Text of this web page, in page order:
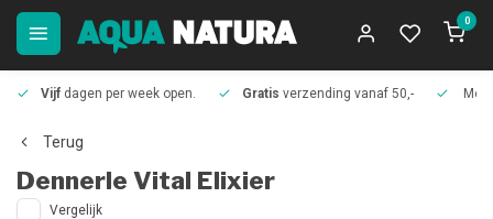
0
Vijf dagen per week open. Gratis verzending vanaf 50,-
Terug
Dennerle Vital Elixier
Vergelijk